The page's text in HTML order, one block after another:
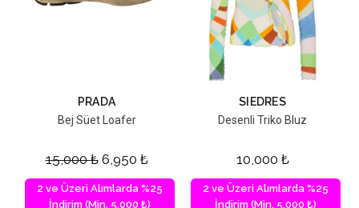
PRADA
Bej Süet Loafer
15,000₺ 6,950 ₺
2 ve Üzeri Alımlarda %25
İndirim (Min. 5,000 ₺)
SIEDRES
Desenli Triko Bluz
10,000 ₺
2 ve Üzeri Alımlarda %25
İndirim (Min. 5,000 ₺)